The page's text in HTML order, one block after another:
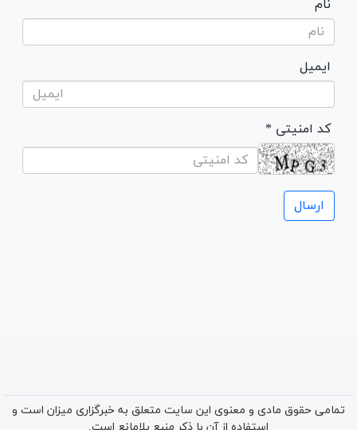
نام
ایمیل
* کد امنیتی
تمامی حقوق مادی و معنوی این سایت متعلق به خبرگزاری میزان است و
استفاده از آن با ذکر منبع بلامانع است.